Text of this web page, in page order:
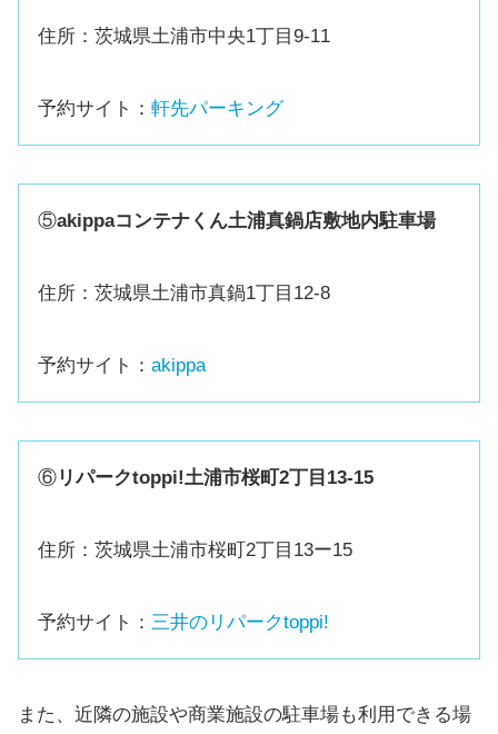
住所：茨城県土浦市中央1丁目9-11
予約サイト： 軒先パーキング
⑤akippaコンテナくん土浦真鍋店敷地内駐車場
住所：茨城県土浦市真鍋1丁目12-8
予約サイト： akippa
⑥ リパークtoppi!土浦市桜町2丁目13-15
住所：茨城県土浦市桜町2丁目13ー15
予約サイト： 三井のリパークtoppi!
また、近隣の施設や商業施設の駐車場も利用できる場